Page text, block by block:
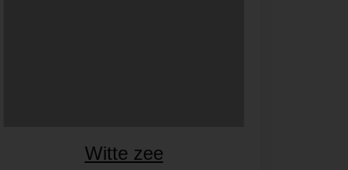
Witte zee